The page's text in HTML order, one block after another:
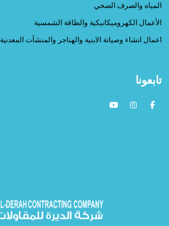
المياه والصرف الصحي
الأعمال الكهروميكانيكية والطاقة الشمسية
اعمال انشاء وصيانة الابنية والهناجر والمنشآت المعدنية
تابعونا